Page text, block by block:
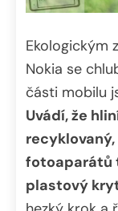
Ekologickým
Nokia se
části mobilu
Uvádí, že
fotoaparátů
plastový